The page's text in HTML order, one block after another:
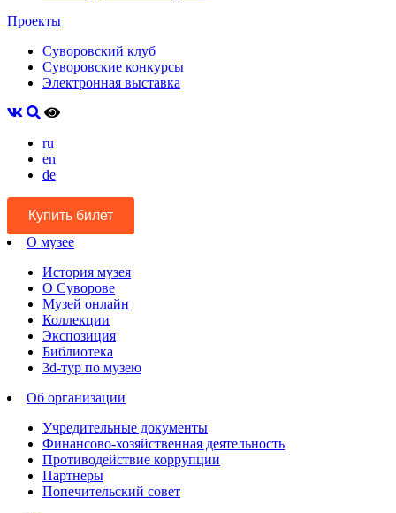
Проекты
Суворовский клуб
Суворовские конкурсы
Электронная выставка
ru
en
de
Купить билет
О музее
История музея
О Суворове
Музей онлайн
Коллекции
Экспозиция
Библиотека
3d-тур по музею
Об организации
Учредительные документы
Финансово-хозяйственная деятельность
Противодействие коррупции
Партнеры
Попечительский совет